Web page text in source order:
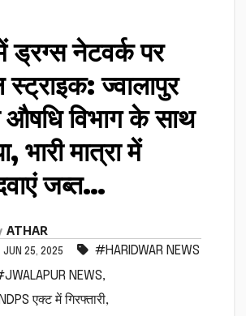
में ड्रग्स नेटवर्क पर
ज्वालापुर
विभाग के साथ
भारी मात्रा में
जब्त…
ATHAR
JUN 25, 2025
#HARIDWAR NEWS
NEWS,
एक्ट में गिरफ्तारी,